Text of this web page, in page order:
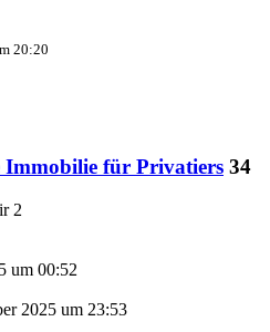
20:20
Immobilie für Privatiers 34
2
um 00:52
2025 um 23:53